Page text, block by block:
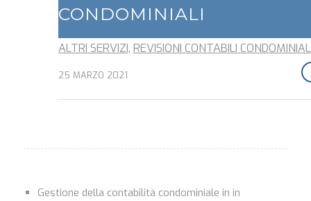
CONDOMINIALI
ALTRI SERVIZI, REVISIONI CONTABILI
25 MARZO 2021
Gestione della contabilità condominiale in in